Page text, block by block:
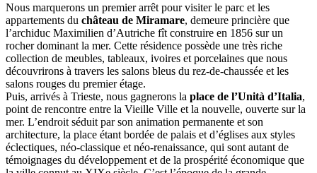
Nous marquerons un premier arrêt pour visiter le parc et les
appartements du château de Miramare, demeure princière que
l’archiduc Maximilien d’Autriche fît construire en 1856 sur un
rocher dominant la mer. Cette résidence possède une très riche
collection de meubles, tableaux, ivoires et porcelaines que nous
découvrirons à travers les salons bleus du rez-de-chaussée et les
salons rouges du premier étage.
Puis, arrivés à Trieste, nous gagnerons la place de l’Unità d’Italia,
point de rencontre entre la Vieille Ville et la nouvelle, ouverte sur la
mer. L’endroit séduit par son animation permanente et son
architecture, la place étant bordée de palais et d’églises aux styles
éclectiques, néo-classique et néo-renaissance, qui sont autant de
témoignages du développement et de la prospérité économique que